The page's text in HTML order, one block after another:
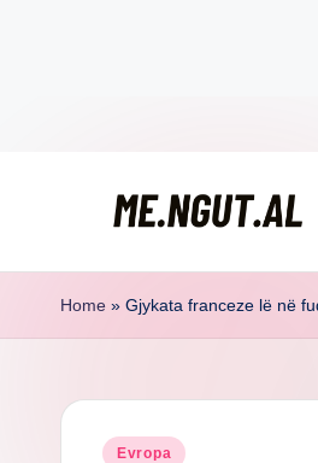
M
e
g
lexohen
ngut
Home » Gjykata franceze lë në
Posted
Evropa